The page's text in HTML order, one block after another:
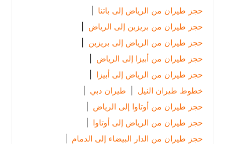
حجز طيران من الرياض إلى باتنا |
حجز طيران من بريزبن إلى الرياض
|
حجز طيران من الرياض إلى بريزبن |
حجز طيران من أبيزا إلى الرياض
|
حجز طيران من الرياض إلى أبيزا
خطوط طيران النيل | طيران دبي |
حجز طيران من أوتاوا إلى الرياض
|
حجز طيران من الرياض إلى أوتاوا |
حجز طيران من الدار البيضاء إلى الدمام
|